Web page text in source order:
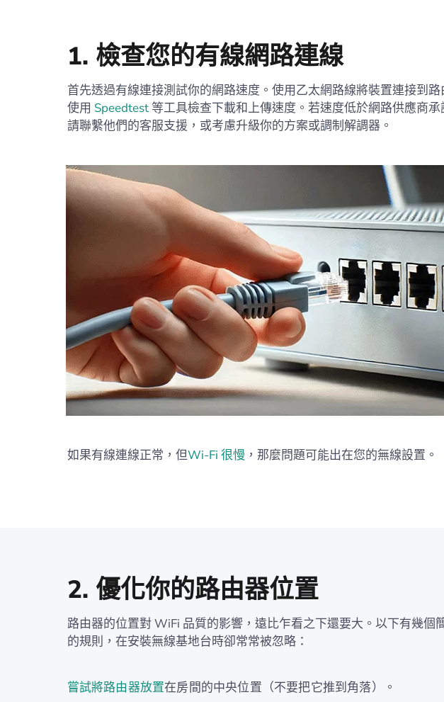
1. 檢查您的有線網路連線
首先透過有線連接測試你的網路速度。使用乙太網路線將裝置連接到路
使用 Speedtest等工具檢查下載和上傳速度。若速度低於網路供應商承
請聯繫他們的客服支援，或考慮升級你的方案或調制解調器。
如果有線連線正常，但Wi-Fi 很慢，那麼問題可能出在您的無線設置。
2. 優化你的路由器位置
路由器的位置對 WiFi 品質的影響，遠比乍看之下還要大。以下有幾個
的規則，在安裝無線基地台時卻常常被忽略：
嘗試將路由器放置在房間的中央位置（不要把它推到角落）。